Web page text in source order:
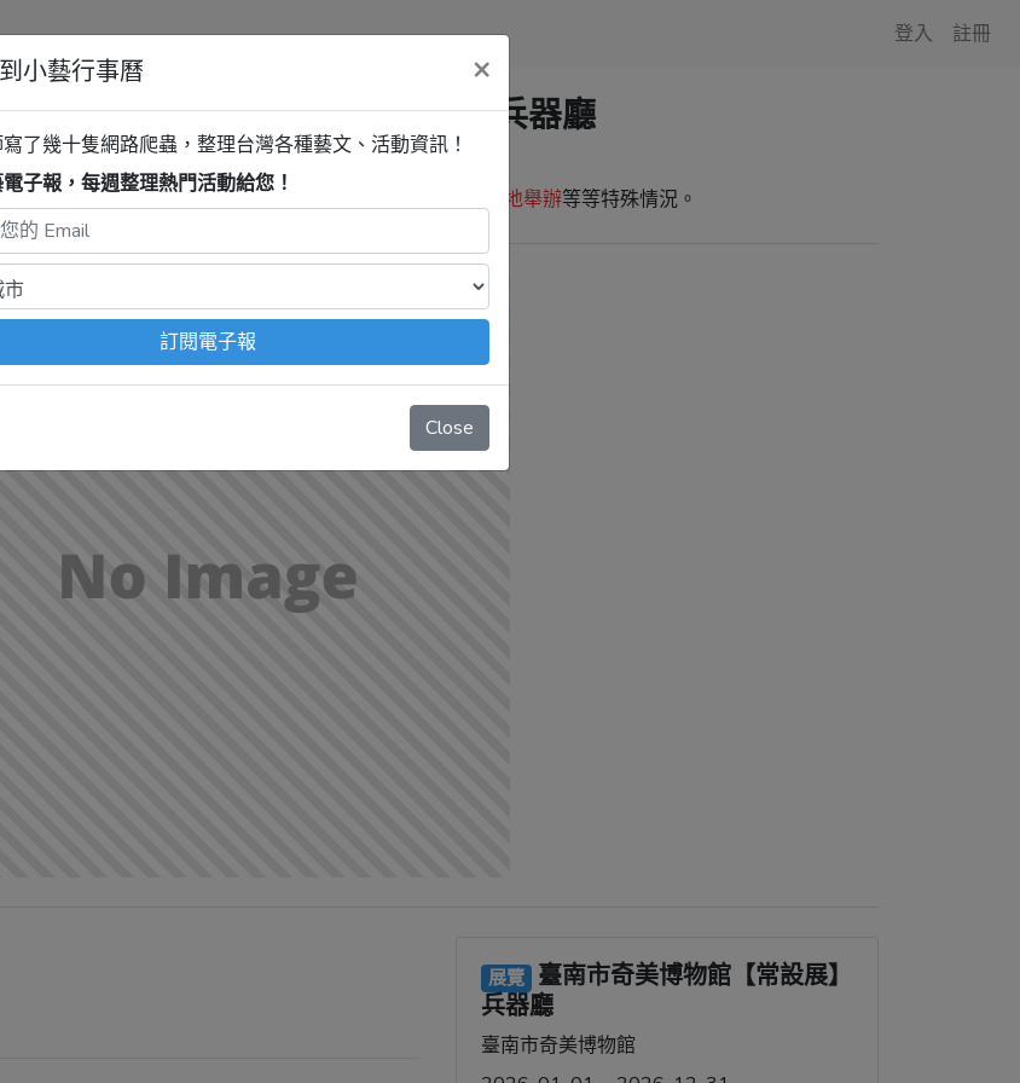
登入 註冊
臺南市奇美博物館【常設展】兵器廳
取，沒有算到疫情影響、例行休館日 移師外地舉辦等等特殊情況。
展覽 臺南市奇美博物館【常設展】
兵器廳
臺南市奇美博物館
小藝行事曆 ×
了幾十隻網路爬蟲，整理台灣各種藝文、活動資訊！
子報，每週整理熱門活動給您！
訂閱電子報
Close